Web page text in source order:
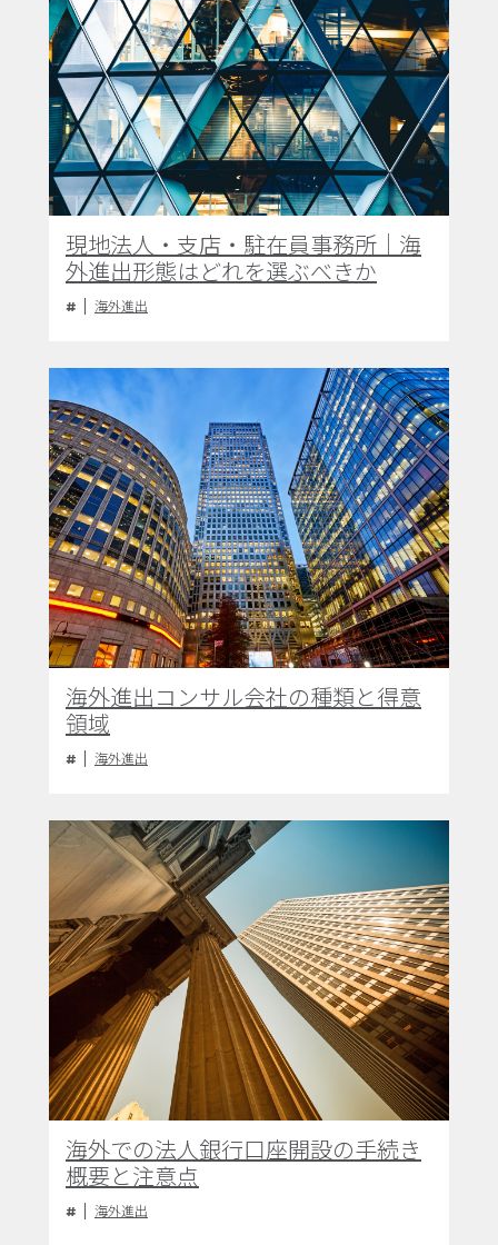
現地法人・支店・駐在員事務所｜海
外進出形態はどれを選ぶべきか
海外進出
海外進出コンサル会社の種類と得意
領域
海外進出
海外での法人銀行口座開設の手続き
概要と注意点
海外進出